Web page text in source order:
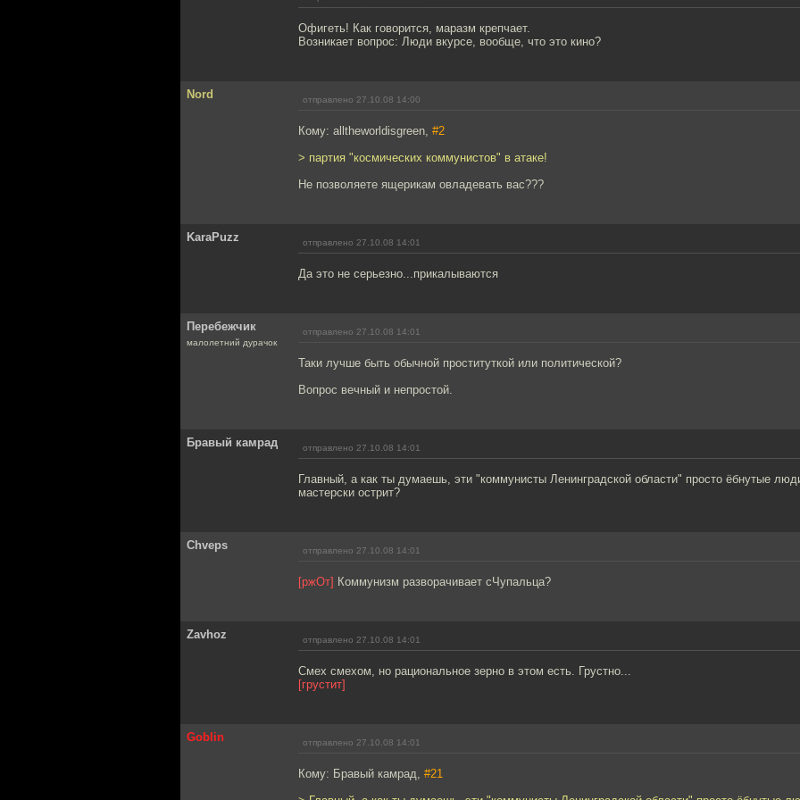
Офигеть! Как говорится, маразм крепчает.
Возникает вопрос: Люди вкурсе, вообще, что это кино?
Nord отправлено 27.10.08 14:00
Кому: alltheworldisgreen, #2
> партия "космических коммунистов" в атаке!
Не позволяете ящерикам овладевать вас???
KaraPuzz отправлено 27.10.08 14:01
Да это не серьезно...прикалываются
Перебежчик
малолетний дурачок
отправлено 27.10.08 14:01
Таки лучше быть обычной проституткой или политической?
Вопрос вечный и непростой.
Бравый камрад отправлено 27.10.08 14:01
Главный, а как ты думаешь, эти "коммунисты Ленинградской области" просто ёбнутые
мастерски острит?
Chveps отправлено 27.10.08 14:01
[ржОт] Коммунизм разворачивает сЧупальца?
Zavhoz отправлено 27.10.08 14:01
Смех смехом, но рациональное зерно в этом есть. Грустно...
[грустит]
Goblin отправлено 27.10.08 14:01
Кому: Бравый камрад, #21